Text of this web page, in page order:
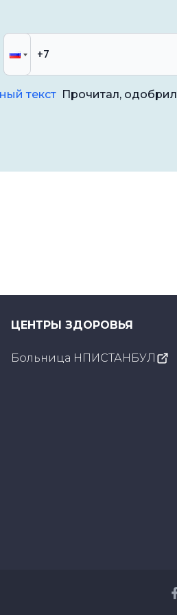
текст Прочитал, одобрил
ЦЕНТРЫ ЗДОРОВЬЯ
Больница НПИСТАНБУЛ